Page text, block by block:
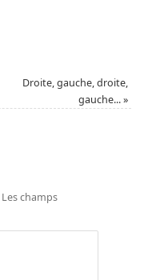
Droite, gauche, droite,
gauche...»
Les champs